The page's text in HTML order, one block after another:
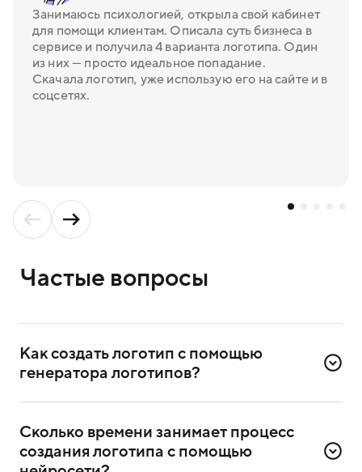
Занимаюсь психологией, открыла свой кабинет
для помощи клиентам. Описала суть бизнеса в
сервисе и получила 4 варианта логотипа. Один
из них — просто идеальное попадание.
Скачала логотип, уже использую его на сайте и в
соцсетях.
Частые вопросы
Как создать логотип с помощью
генератора логотипов?
в сервисе. Достаточно ввести номер телефона
и подтвердить регистрацию через СМС.
После регистрации выберете в сервисе генератор
Сколько времени занимает процесс
создания логотипа с помощью